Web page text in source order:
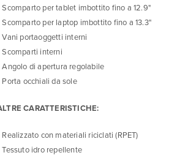
Scomparto per tablet imbottito fino a 12.9"
Scomparto per laptop imbottito fino a 13.3"
Vani portaoggetti interni
Scomparti interni
Angolo di apertura regolabile
Porta occhiali da sole
CARATTERISTICHE:
Realizzato con materiali riciclati (RPET)
Tessuto idro repellente